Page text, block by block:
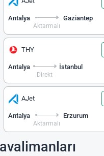
Antalya
Aktarmalı
Gaziantep
THY
Antalya
Direkt
İstanbul
AJet
Antalya
Aktarmalı
Erzurum